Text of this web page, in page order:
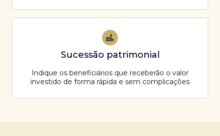
Sucessão patrimonial
Indique os beneficiários que receberão o valor
investido de forma rápida e sem complicações